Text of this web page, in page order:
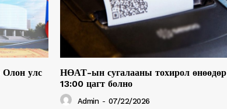
Олон улс
НӨАТ-ын сугалааны тохирол өнөөдөр
13:00 цагт болно
Admin - 07/22/2026